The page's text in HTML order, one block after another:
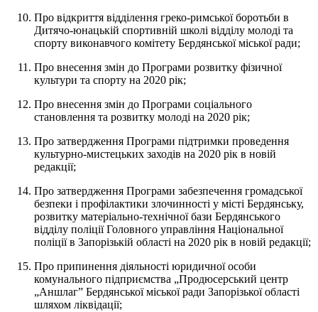
Про відкриття відділення греко-римської боротьби в
Дитячо-юнацькій спортивній школі відділу молоді та
спорту виконавчого комітету Бердянської міської ради;
Про внесення змін до Програми розвитку фізичної
культури та спорту на 2020 рік;
Про внесення змін до Програми соціального
становлення та розвитку молоді на 2020 рік;
Про затвердження Програми підтримки проведення
культурно-мистецьких заходів на 2020 рік в новій
редакції;
Про затвердження Програми забезпечення громадської
безпеки і профілактики злочинності у місті Бердянську,
розвитку матеріально-технічної бази Бердянського
відділу поліції Головного управління Національної
поліції в Запорізькій області на 2020 рік в новій редакції;
Про припинення діяльності юридичної особи
комунального підприємства „Продюсерський центр
„Аншлаг” Бердянської міської ради Запорізької області
шляхом ліквідації;